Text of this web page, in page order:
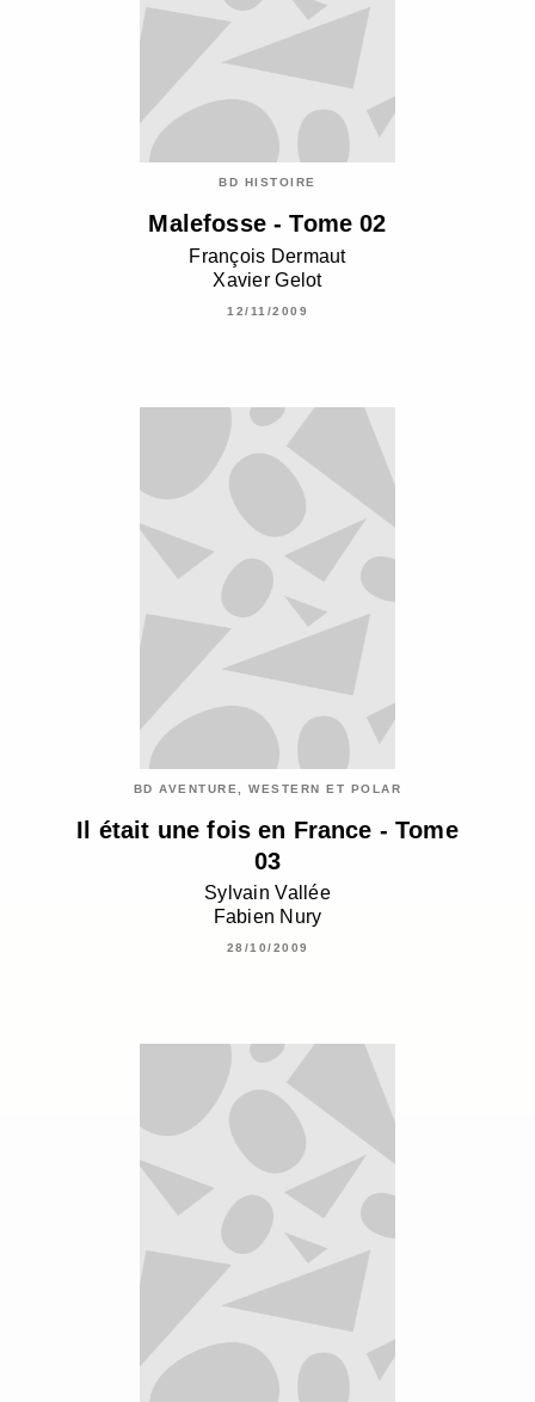
BD HISTOIRE
Malefosse - Tome 02
François Dermaut
Xavier Gelot
12/11/2009
BD AVENTURE, WESTERN ET POLAR
Il était une fois en France - Tome
03
Sylvain Vallée
Fabien Nury
28/10/2009